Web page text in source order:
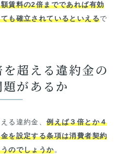
賃料の2倍までであれば有効
も確立されているといえるで
超える違約金の
があるか
る違約金、例えば３倍とか４
を設定する条項は消費者契約
のでしょうか。